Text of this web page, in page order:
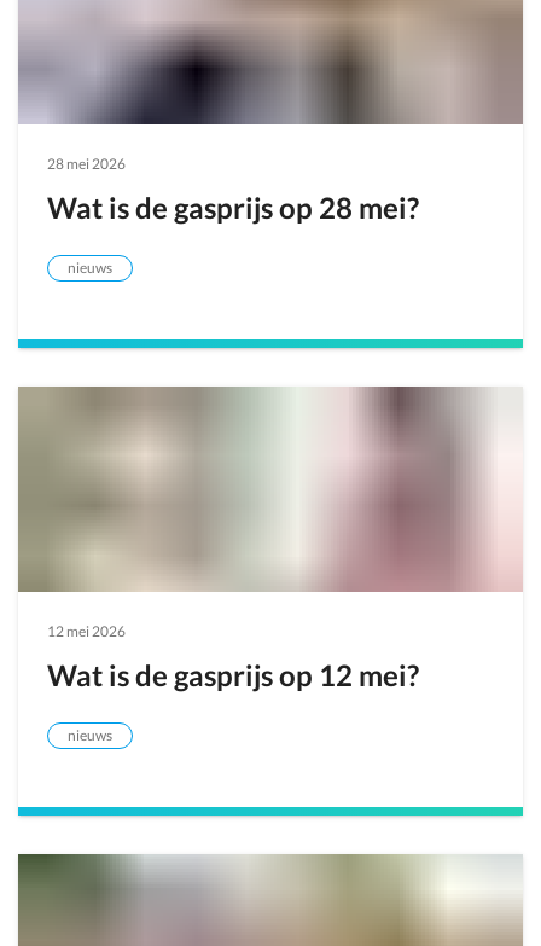
28 mei 2026
Wat is de gasprijs op 28 mei?
nieuws
12 mei 2026
Wat is de gasprijs op 12 mei?
nieuws